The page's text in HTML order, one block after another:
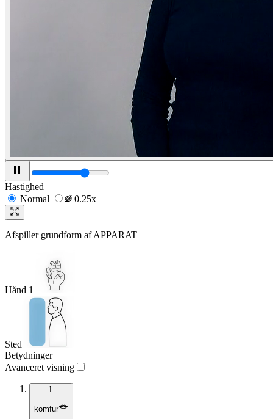
Hastighed
Normal
0.25x
Afspiller grundform afAPPARAT
Hånd 1
Sted
Betydninger
Avanceret visning
1.
komfur